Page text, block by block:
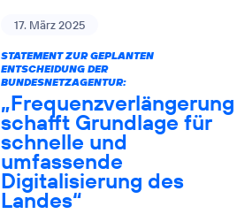
17. März 2025
STATEMENT ZUR GEPLANTEN
ENTSCHEIDUNG DER
BUNDESNETZAGENTUR:
„Frequenzverlängerung
schafft Grundlage für
schnelle und
umfassende
Digitalisierung des
Landes“